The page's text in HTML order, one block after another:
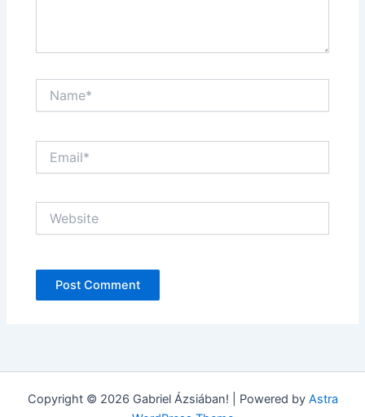
Copyright © 2026 Gabriel Ázsiában! | Powered by Astra